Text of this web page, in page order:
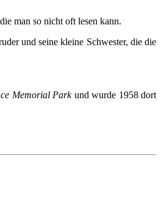
man so nicht oft lesen kann.
und seine kleine Schwester, die die
Memorial Parkund wurde 1958 dort